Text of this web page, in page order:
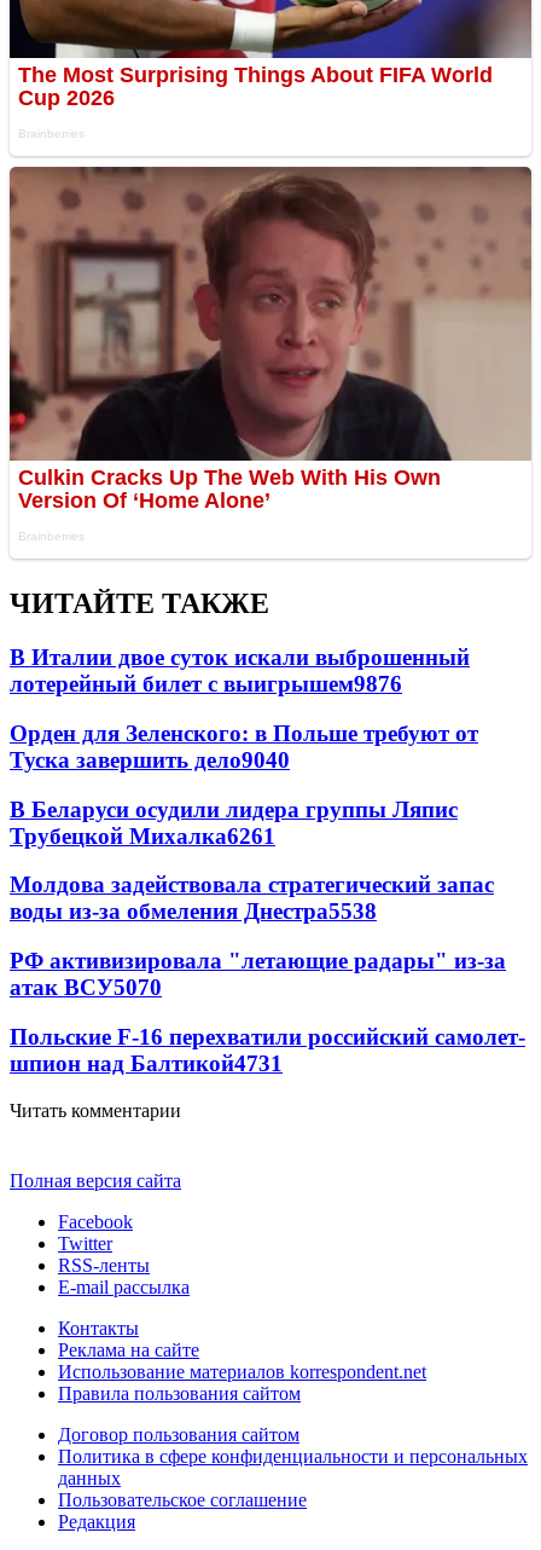
ЧИТАЙТЕ ТАКЖЕ
В Италии двое суток искали выброшенный
лотерейный билет с выигрышем9876
Орден для Зеленского: в Польше требуют от
Туска завершить дело9040
В Беларуси осудили лидера группы Ляпис
Трубецкой Михалка6261
Молдова задействовала стратегический запас
воды из-за обмеления Днестра5538
РФ активизировала "летающие радары" из-за
атак ВСУ5070
Польские F-16 перехватили российский самолет-
шпион над Балтикой4731
Читать комментарии
Полная версия сайта
Facebook
Twitter
RSS-ленты
E-mail рассылка
Контакты
Реклама на сайте
Использование материалов korrespondent.net
Правила пользования сайтом
Договор пользования сайтом
Политика в сфере конфиденциальности и персональных
данных
Пользовательское соглашение
Редакция